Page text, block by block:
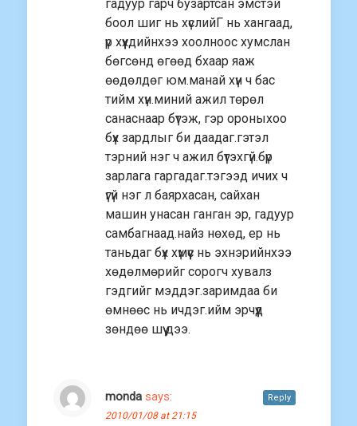
гадуур гарч бузартсан эмстэй
боол шиг нь хүслийГ нь хангаад,
үр хүүхдийнхээ хоолноос хумслан
бөгсөнд өгөөд бхаар яаж
өөдөлдөг юм.манай хүн ч бас
тийм хүн.миний ажил төрөл
санаснаар бүтэж, гэр ороныхоо
бүх зардлыг би даадаг.гэтэл
тэрний нэг ч ажил бүтэхгүй.бүр
зарлага гаргадаг.тэгээд ичих ч
үгүй нэг л баярхасан, сайхан
машин унасан ганган эр, гадуур
самбагнаад.найз нөхөд, ер нь
таньдаг бүх хүмүүс нь эхнэрийнхээ
хөдөлмөрийг сорогч хувалз
гэдгийг мэддэг.заримдаа би
өмнөөс нь ичдэг.ийм эрчүүд
зөндөө шүү дээ.
monda says:
2010/01/08 at 21:15
Reply